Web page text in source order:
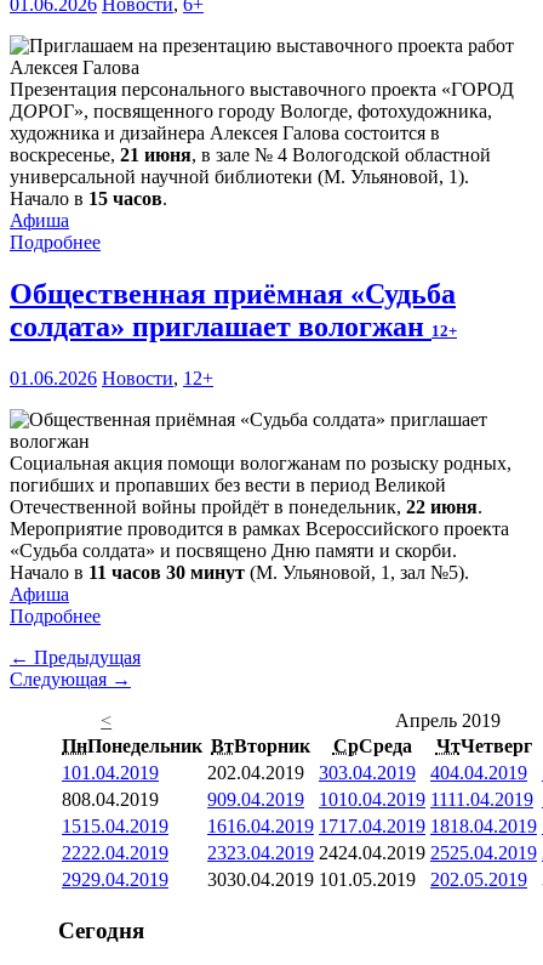
01.06.2026 Новости, 6+
Презентация персонального выставочного проекта «ГОРОД
ДОРОГ», посвященного городу Вологде, фотохудожника,
художника и дизайнера Алексея Галова состоится в
воскресенье, 21 июня, в зале № 4 Вологодской областной
универсальной научной библиотеки (М. Ульяновой, 1).
Начало в 15 часов.
Афиша
Подробнее
Общественная приёмная «Судьба
солдата» приглашает вологжан 12+
01.06.2026 Новости, 12+
Социальная акция помощи вологжанам по розыску родных,
погибших и пропавших без вести в период Великой
Отечественной войны пройдёт в понедельник, 22 июня.
Мероприятие проводится в рамках Всероссийского проекта
«Судьба солдата» и посвящено Дню памяти и скорби.
Начало в 11 часов 30 минут (М. Ульяновой, 1, зал №5).
Афиша
Подробнее
← Предыдущая
Следующая →
<
Апрель 2019
ПнПонедельник ВтВторник СрСреда ЧтЧетверг
101.04.2019 202.04.2019 303.04.2019 404.04.2019
808.04.2019 909.04.2019 1010.04.2019 1111.04.2019
1515.04.2019 1616.04.2019 1717.04.2019 1818.04.2019
2222.04.2019 2323.04.2019 2424.04.2019 2525.04.2019
2929.04.2019 3030.04.2019 101.05.2019 202.05.2019
Сегодня